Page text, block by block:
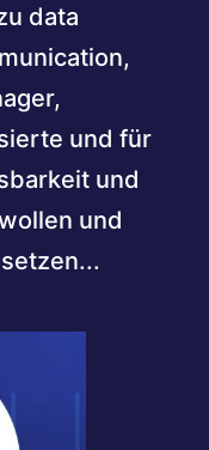
data
und für
und
und